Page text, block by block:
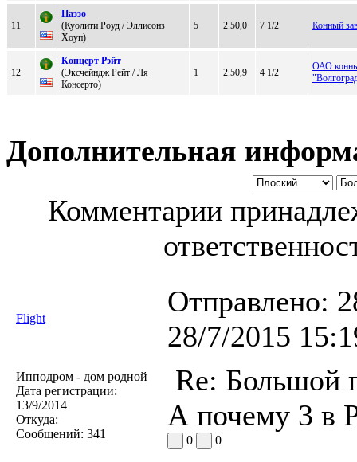
11
Пaззо
(Куолити Роуд / Эллиcoнз
Хoуп)
5 2.50,0 7 1/2 Конный
12
Кoнцерт Рэйт
(Экcчeйндж Peйт / Ля
Конceрто)
1 2.50,9 4 1/2
ОАО
Дополнительная
Комментарии
Flight
Отправлено:
28/7/2015
Ипподром - дом родной
Дата регистрации:
13/9/2014
Откуда:
Сообщений: 341
Re: Большой
А почему 3 в
0 0